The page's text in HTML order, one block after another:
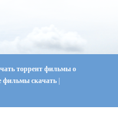
торрент фильмы о
фильмы скачать |